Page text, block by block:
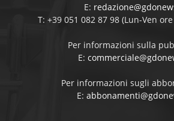
E:
T: +39 051 082 87 98 (Lun-Ven
Per informazioni sulla
E:
Per informazioni sugli
E: